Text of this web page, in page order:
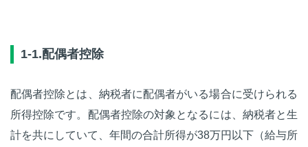
1-1.配偶者控除
配偶者控除とは、納税者に配偶者がいる場合に受けられる
所得控除です。配偶者控除の対象となるには、納税者と生
計を共にしていて、年間の合計所得が38万円以下（給与所